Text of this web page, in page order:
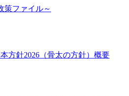
策ファイル～
方針2026（骨太の方針）概要